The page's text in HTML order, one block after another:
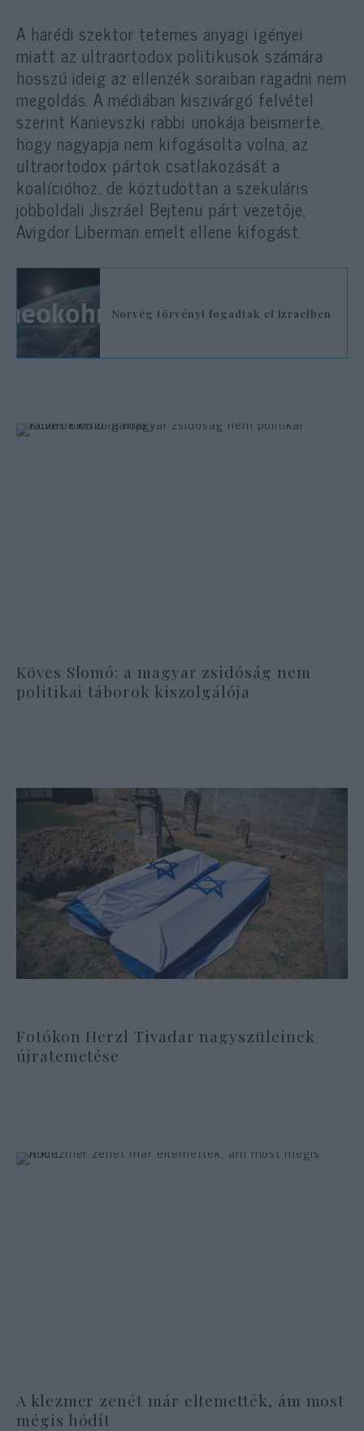
A harédi szektor tetemes anyagi igényei
miatt az ultraortodox politikusok számára
hosszú ideig az ellenzék soraiban ragadni nem
megoldás. A médiában kiszivárgó felvétel
szerint Kanievszki rabbi unokája beismerte,
hogy nagyapja nem kifogásolta volna, az
ultraortodox pártok csatlakozását a
koalícióhoz, de köztudottan a szekuláris
jobboldali Jiszráel Bejtenu párt vezetője,
Avigdor Liberman emelt ellene kifogást.
Norvég törvényt fogadtak el Izraelben
Köves Slomó: a magyar zsidóság nem
politikai táborok kiszolgálója
Fotókon Herzl Tivadar nagyszüleinek
újratemetése
A klezmer zenét már eltemették, ám most
mégis hódít